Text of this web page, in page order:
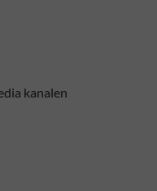
kanalen